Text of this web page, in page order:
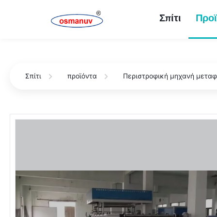
Σπίτι
Σπίτι προϊόντα Περιστροφική μηχανή